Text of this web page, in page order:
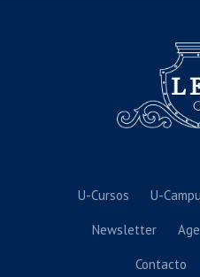
U-Cursos U-
Newsletter
Contacto